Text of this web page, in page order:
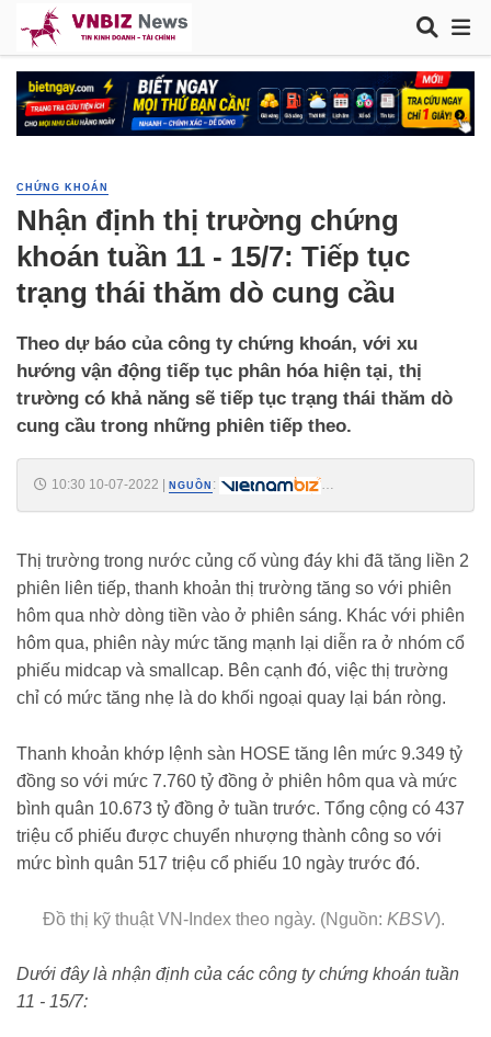
CHỨNG KHOÁN
Nhận định thị trường chứng
khoán tuần 11 - 15/7: Tiếp tục
trạng thái thăm dò cung cầu
Theo dự báo của công ty chứng khoán, với xu
hướng vận động tiếp tục phân hóa hiện tại, thị
trường có khả năng sẽ tiếp tục trạng thái thăm dò
cung cầu trong những phiên tiếp theo.
10:30 10-07-2022 NGUỒN :
Thị trường trong nước củng cố vùng đáy khi đã tăng liền 2
phiên liên tiếp, thanh khoản thị trường tăng so với phiên
hôm qua nhờ dòng tiền vào ở phiên sáng. Khác với phiên
hôm qua, phiên này mức tăng mạnh lại diễn ra ở nhóm cổ
phiếu midcap và smallcap. Bên cạnh đó, việc thị trường
chỉ có mức tăng nhẹ là do khối ngoại quay lại bán ròng.
Thanh khoản khớp lệnh sàn HOSE tăng lên mức 9.349 tỷ
đồng so với mức 7.760 tỷ đồng ở phiên hôm qua và mức
bình quân 10.673 tỷ đồng ở tuần trước. Tổng cộng có 437
triệu cổ phiếu được chuyển nhượng thành công so với
mức bình quân 517 triệu cổ phiếu 10 ngày trước đó.
Đồ thị kỹ thuật VN-Index theo ngày. (Nguồn: KBSV).
Dưới đây là nhận định của các công ty chứng khoán tuần
11 - 15/7: